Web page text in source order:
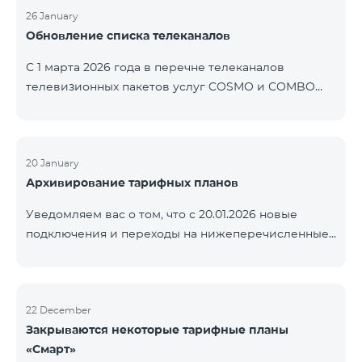
контролем нашей компании. В настоящее время
точные сроки восстановления услуг неизвестны.
предоставлена по мере изменения ситуации.
Благодарим за понимание.
26 January
Обновление списка телеканалов
С 1 марта 2026 года в перечне телеканалов
телевизионных пакетов услуг COSMO и COMBO
только в тех регионах, где их трансляция является
обязательной. Данные изменения реализуются в
телевизионной платформы и полностью
соответствуют нормам местного вещания.
20 January
Архивирование тарифных планов
Уведомляем вас о том, что с 20.01.2026 новые
подключения и переходы на нижеперечисленные
22 December
Закрываются некоторые тарифные планы
«Смарт»